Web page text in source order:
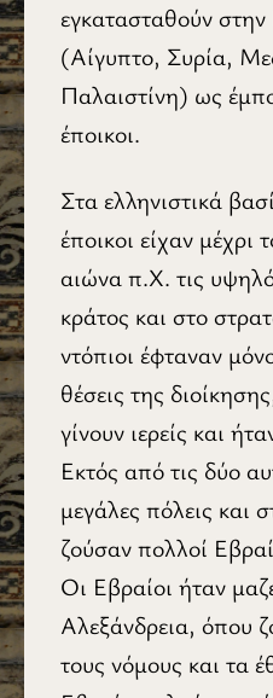
εγκατασταθούν
(Αίγυπτο, Συρία,
Παλαιστίνη) ως
έποικοι.
Στα ελληνιστικά
έποικοι είχαν μέχρι
αιώνα π.Χ. τις
κράτος και στο
ντόπιοι έφταναν
θέσεις της
γίνουν ιερείς και
Εκτός από τις δύο
μεγάλες πόλεις και
ζούσαν πολλοί
Οι Εβραίοι ήταν
Αλεξάνδρεια, όπου
τους νόμους και τα